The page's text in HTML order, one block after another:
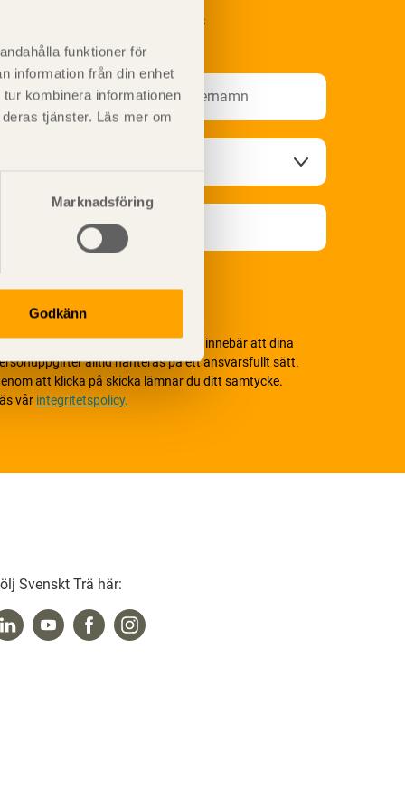
funktioner för
information från din enhet
kombinera informationen
tjänster. Läs mer om
Marknadsföring
Godkänn
på Svenskt Träs
värnar om personlig integritet vilket innebär att dina
alltid hanteras på ett ansvarsfullt sätt.
att klicka på skicka lämnar du ditt samtycke.
vår integritetspolicy.
Svenskt Trä här: